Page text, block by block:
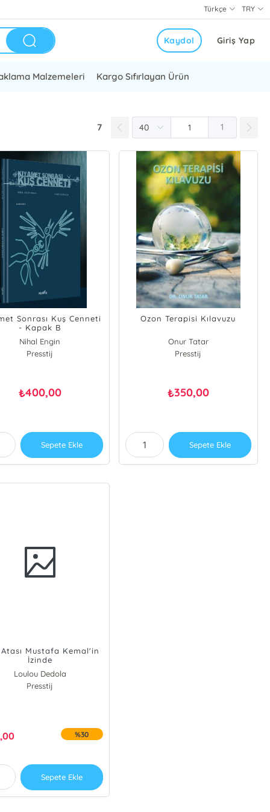
TRY
Türkçe
Giriş Yap
Kaydol
Malzemeleri Kargo Sıfırlayan Ürün
7 1
Sonrası Kuş Cenneti
- Kapak B
Nihal Engin
Presstij
₺400,00
Sepete Ekle
Ozon Terapisi Kılavuzu
Onur Tatar
Presstij
₺350,00
Sepete Ekle
Mustafa Kemal'in
İzinde
Loulou Dedola
Presstij
%30
Sepete Ekle